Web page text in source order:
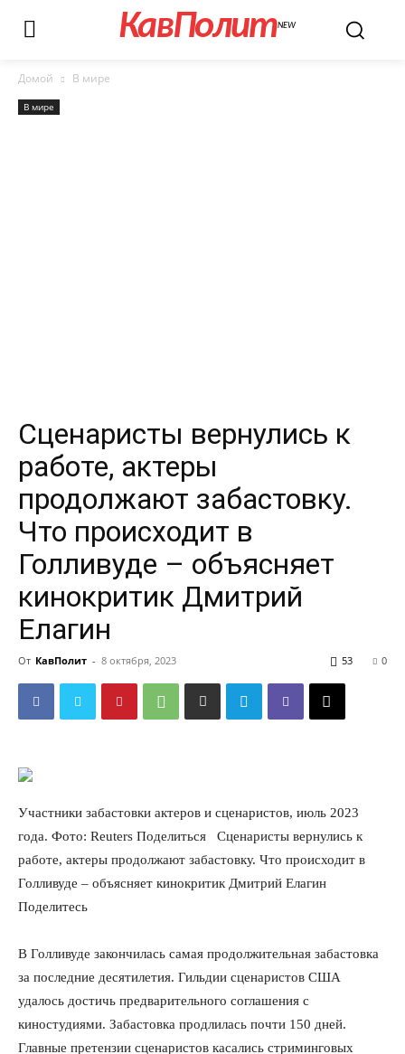
КавПолитNEW
Домой В мире
В мире
Сценаристы вернулись к
работе, актеры
продолжают забастовку.
Что происходит в
Голливуде – объясняет
кинокритик Дмитрий
Елагин
От КавПолит - 8 октября, 2023 0
53
Участники забастовки актеров и сценаристов, июль 2023
года. Фото: Reuters Поделиться Сценаристы вернулись к
работе, актеры продолжают забастовку. Что происходит в
Голливуде – объясняет кинокритик Дмитрий Елагин
Поделитесь
В Голливуде закончилась самая продолжительная забастовка
за последние десятилетия. Гильдии сценаристов США
удалось достичь предварительного соглашения с
киностудиями. Забастовка продлилась почти 150 дней.
Главные претензии сценаристов касались стриминговых